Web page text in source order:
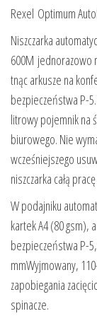
Rexel Optimum
Niszczarka
600M jednorazowo
tnąc arkusze na
bezpieczeństwa P-
litrowy pojemnik na
biurowego. Nie
wcześniejszego
niszczarka całą
W podajniku
kartek A4 (80 gsm),
bezpieczeństwa P-
mmWyjmowany,
zapobiegania
spinacze.